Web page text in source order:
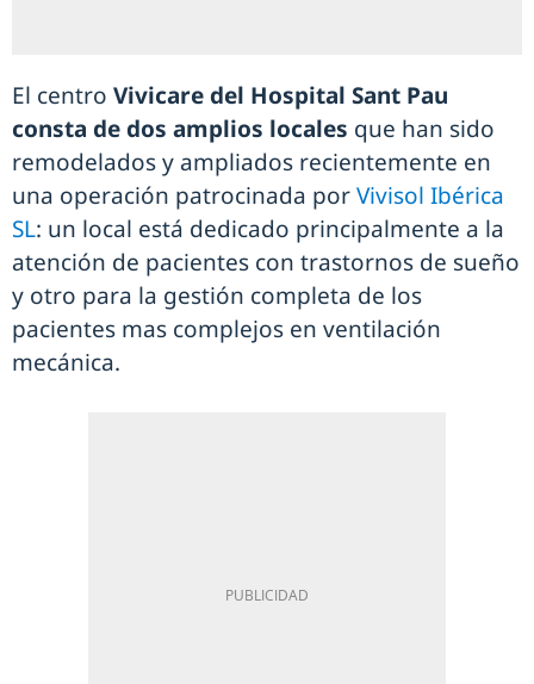
El centro Vivicare del Hospital Sant Pau
consta de dos amplios locales que han sido
remodelados y ampliados recientemente en
una operación patrocinada porVivisol Ibérica
SL: un local está dedicado principalmente a la
atención de pacientes con trastornos de sueño
y otro para la gestión completa de los
pacientes mas complejos en ventilación
mecánica.